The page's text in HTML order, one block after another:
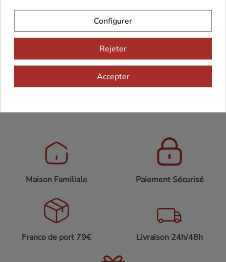
Ce Bourgogne accompagne parfaitementviandes
blanches ou rouges grillées,charcuteries fines
fromagesà pâte molle comme le Brie ou le
Camembert, ainsi que volaille rôtie ou légumes
confits.
Maison Familiale Paiement Sécurisé
Franco de port 79€ Livraison 24h/48h
Configurer
Rejeter
Accepter